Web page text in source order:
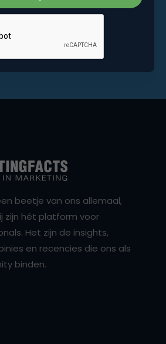
beetje van ons allemaal,
zijn hét platform voor
Het zijn de insights,
en recencies die ons als
binden.